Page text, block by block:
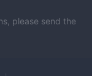
please send the